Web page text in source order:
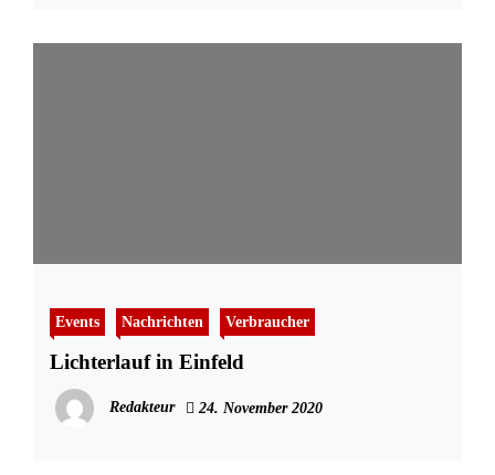
Events Nachrichten Verbraucher
Lichterlauf in Einfeld
Redakteur 24. November 2020